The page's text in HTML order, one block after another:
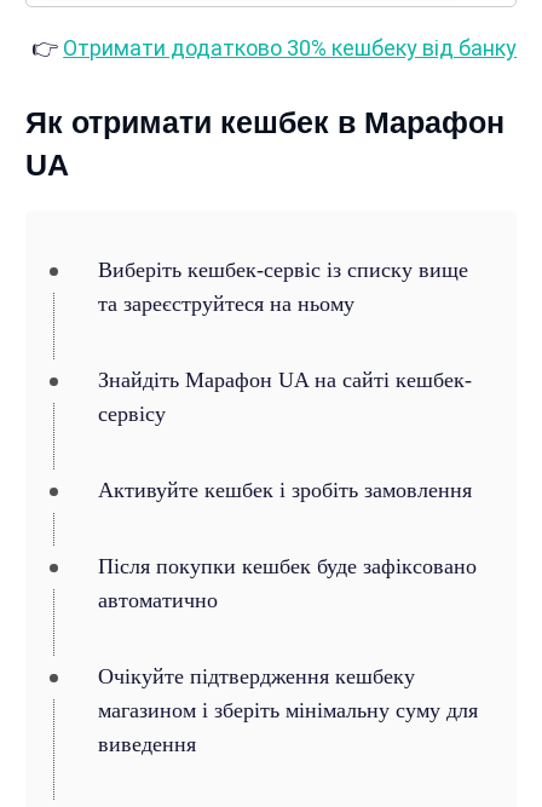
👉 Отримати додатково 30% кешбеку від банку
Як отримати кешбек в Марафон
UA
Виберіть кешбек-сервіс із списку вище
та зареєструйтеся на ньому
Знайдіть Марафон UA на сайті кешбек-
сервісу
Активуйте кешбек і зробіть замовлення
Після покупки кешбек буде зафіксовано
автоматично
Очікуйте підтвердження кешбеку
магазином і зберіть мінімальну суму для
виведення